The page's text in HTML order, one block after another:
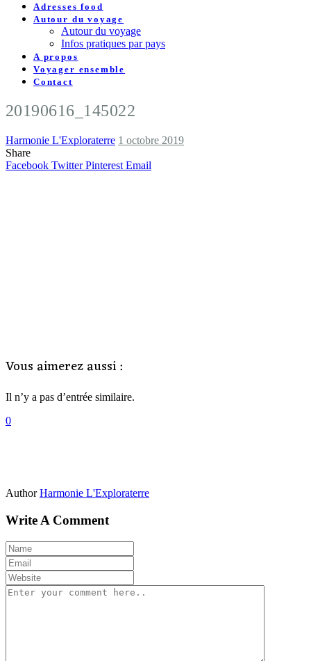
Adresses food
Autour du voyage
Autour du voyage
Infos pratiques par pays
A propos
Voyager ensemble
Contact
20190616_145022
Harmonie L'Exploraterre 1 octobre 2019
Share
Facebook Twitter Pinterest Email
Vous aimerez aussi :
Il n’y a pas d’entrée similaire.
0
Author Harmonie L'Exploraterre
Write A Comment